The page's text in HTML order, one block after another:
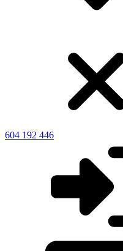
604 192 446